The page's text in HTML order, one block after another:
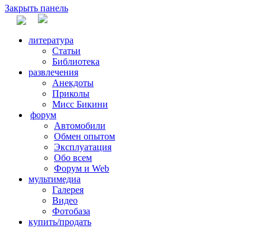
Закрыть панель
литература
Статьи
Библиотека
развлечения
Анекдоты
Приколы
Мисс Бикини
форум
Автомобили
Обмен опытом
Эксплуатация
Обо всем
Форум и Web
мультимедиа
Галерея
Видео
Фотобаза
купить/продать